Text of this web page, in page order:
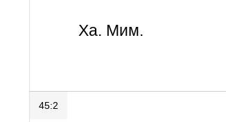
Ха. Мим.
45:2